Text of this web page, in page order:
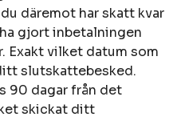
däremot har skatt kvar
gjort inbetalningen
Exakt vilket datum som
slutskattebesked.
90 dagar från det
skickat ditt